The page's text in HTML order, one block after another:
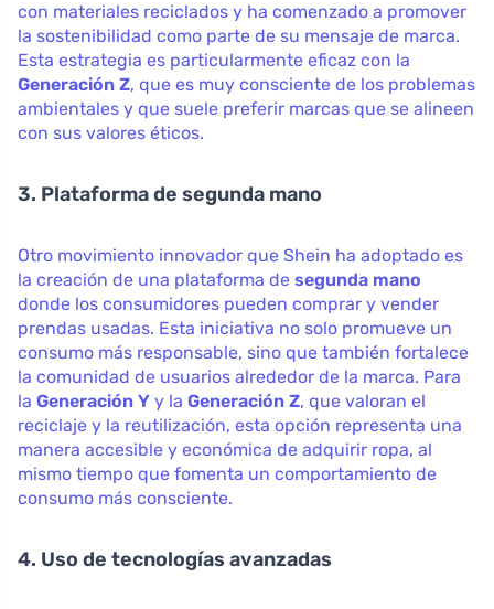
con materiales reciclados y ha comenzado a promover
la sostenibilidad como parte de su mensaje de marca.
Esta estrategia es particularmente eficaz con la
Generación Z, que es muy consciente de los problemas
ambientales y que suele preferir marcas que se alineen
con sus valores éticos.
3. Plataforma de segunda mano
Otro movimiento innovador que Shein ha adoptado es
la creación de una plataforma de segunda mano
donde los consumidores pueden comprar y vender
prendas usadas. Esta iniciativa no solo promueve un
consumo más responsable, sino que también fortalece
la comunidad de usuarios alrededor de la marca. Para
la Generación Y y la Generación Z, que valoran el
reciclaje y la reutilización, esta opción representa una
manera accesible y económica de adquirir ropa, al
mismo tiempo que fomenta un comportamiento de
consumo más consciente.
4. Uso de tecnologías avanzadas